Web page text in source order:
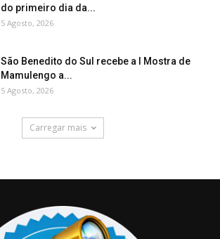
do primeiro dia da...
5 Agosto, 2026
São Benedito do Sul recebe a I Mostra de
Mamulengo a...
5 Agosto, 2026
Carregar mais